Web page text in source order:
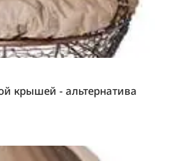
крышей - альтернатива